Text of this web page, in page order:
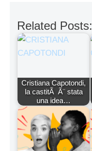
Related Posts:
Cristiana Capotondi,
la castitÃ Ã¨ stata
una idea…